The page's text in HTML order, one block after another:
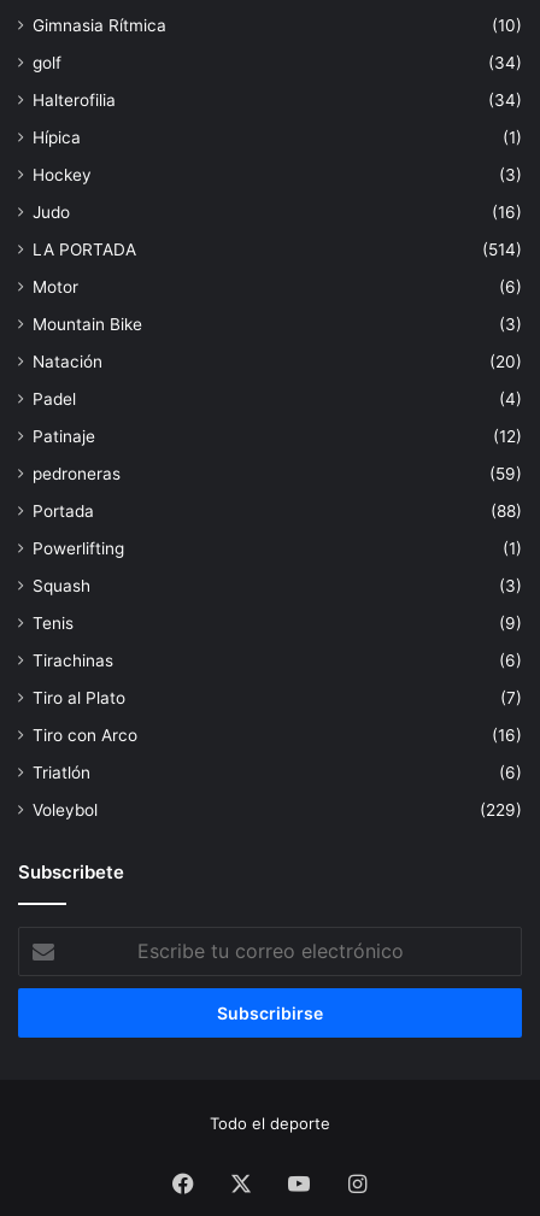
Gimnasia Rítmica
(10)
golf
(34)
Halterofilia
(34)
Hípica
(1)
Hockey
(3)
Judo
(16)
LA PORTADA
(514)
Motor
(6)
Mountain Bike
(3)
Natación
(20)
Padel
(4)
Patinaje
(12)
pedroneras
(59)
Portada
(88)
Powerlifting
(1)
Squash
(3)
Tenis
(9)
Tirachinas
(6)
Tiro al Plato
(7)
Tiro con Arco
(16)
Triatlón
(6)
Voleybol
(229)
Subscribete
Escribe
tu
correo
Todo el deporte
Facebook YouTubeInstagram